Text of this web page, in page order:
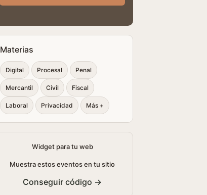
Materias
Digital Procesal Penal
Mercantil Civil Fiscal
Laboral Privacidad Más +
Widget para tu web
Muestra estos eventos en tu sitio
Conseguir código →